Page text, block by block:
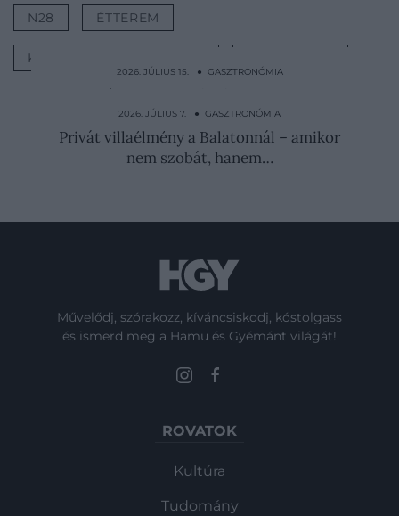
N28 ÉTTEREM
KÖRNYEZETTUDATOSSÁG
2026. JÚLIUS 15. ● GASZTRONÓMIA
Egy milánói örökség őrzője: Paola Faccioli
számára a Cova…
2026. JÚLIUS 7. ● GASZTRONÓMIA
Privát villaélmény a Balatonnál – amikor
nem szobát, hanem…
Művelődj, szórakozz, kíváncsiskodj, kóstolgass
és ismerd meg a Hamu és Gyémánt világát!
ROVATOK
Kultúra
Tudomány